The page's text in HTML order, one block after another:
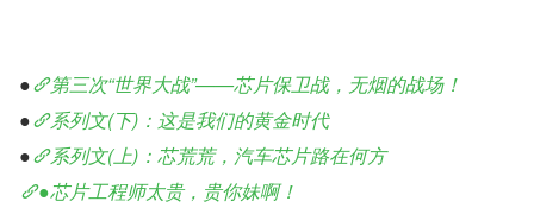
●
第三次“世界大战”——芯片保卫战，无烟的战场！
●
系列文(下)：这是我们的黄金时代
●
系列文(上)：芯荒荒，汽车芯片路在何方
●芯片工程师太贵，贵你妹啊！